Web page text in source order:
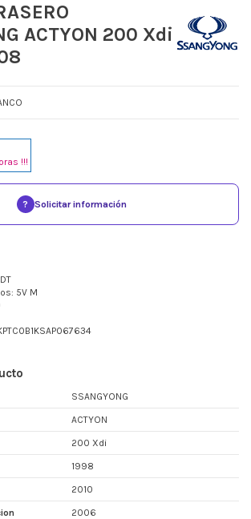
ACTYON 200 Xdi
!!!
? Solicitar información
5V M
SSANGYONG
ACTYON
200 Xdi
1998
2010
2006